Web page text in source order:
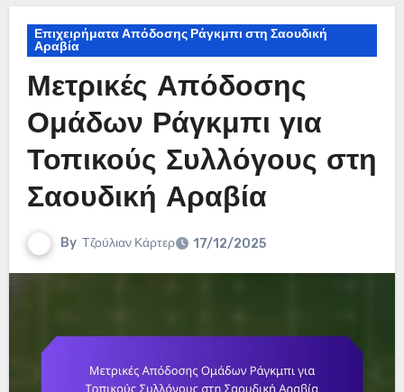
Επιχειρήματα Απόδοσης Ράγκμπι στη Σαουδική
Αραβία
Μετρικές Απόδοσης
Ομάδων Ράγκμπι για
Τοπικούς Συλλόγους στη
Σαουδική Αραβία
By Τζούλιαν Κάρτερ 17/12/2025